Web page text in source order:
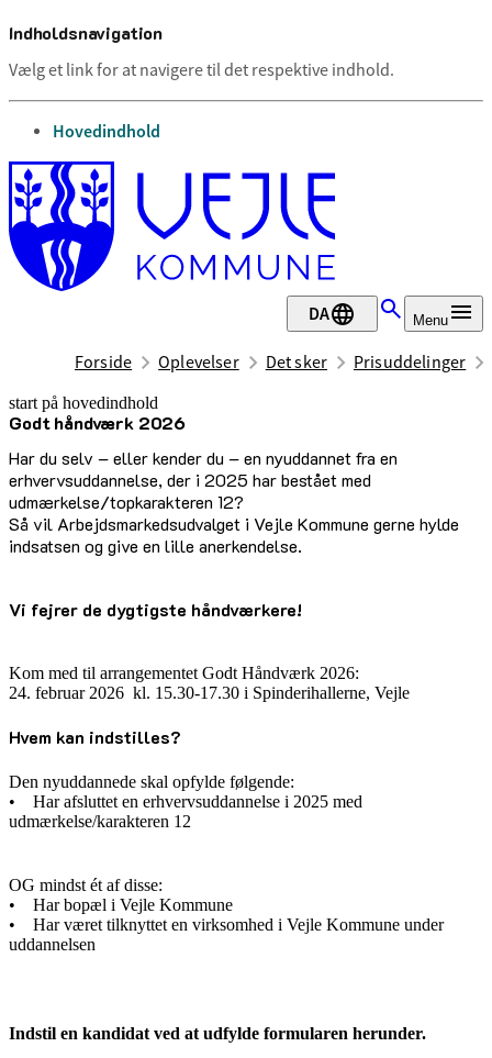
Indholdsnavigation
Vælg et link for at navigere til det respektive indhold.
gå til
Hovedindhold
DA Menu
Forside Oplevelser Det sker Prisuddelinger
start på hovedindhold
Godt håndværk 2026
Har du selv – eller kender du – en nyuddannet fra en
erhvervsuddannelse, der i 2025 har bestået med
udmærkelse/topkarakteren 12?
Så vil Arbejdsmarkedsudvalget i Vejle Kommune gerne hylde
indsatsen og give en lille anerkendelse.
senest opdateret 17. december 2025
Vi fejrer de dygtigste håndværkere!
Kom med til arrangementet Godt Håndværk 2026:
24. februar 2026 kl. 15.30-17.30 i Spinderihallerne, Vejle
Hvem kan indstilles?
Den nyuddannede skal opfylde følgende:
• Har afsluttet en erhvervsuddannelse i 2025 med
udmærkelse/karakteren 12
OG mindst ét af disse:
• Har bopæl i Vejle Kommune
• Har været tilknyttet en virksomhed i Vejle Kommune under
uddannelsen
Indstil en kandidat ved at udfylde formularen herunder.